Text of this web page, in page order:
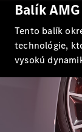
Trieda
Trieda
Balík
Tento balík
technológie,
vysokú